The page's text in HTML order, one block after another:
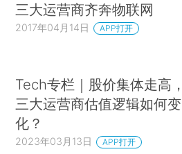
三大运营商齐奔物联网
2017年04月14日 APP打开
Tech专栏｜股价集体走高，
三大运营商估值逻辑如何变
化？
2023年03月13日 APP打开